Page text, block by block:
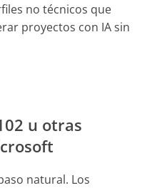
no técnicos que
proyectos con IA sin
u otras
natural. Los